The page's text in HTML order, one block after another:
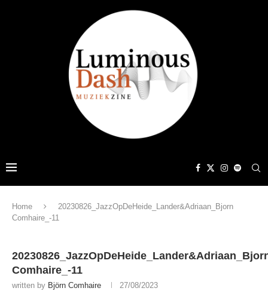
Home
20230826_JazzOpDeHeide_Lander&Adriaan_Bjorn
Comhaire_-11
Comhaire_-11
written by Björn Comhaire 27/08/2023